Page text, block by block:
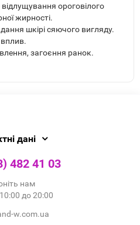
відлущування ороговілого
жирності.
шкірі сяючого вигляду.
загоєння ранок.
дані
482 41 03
нам
до 20:00
w.com.ua